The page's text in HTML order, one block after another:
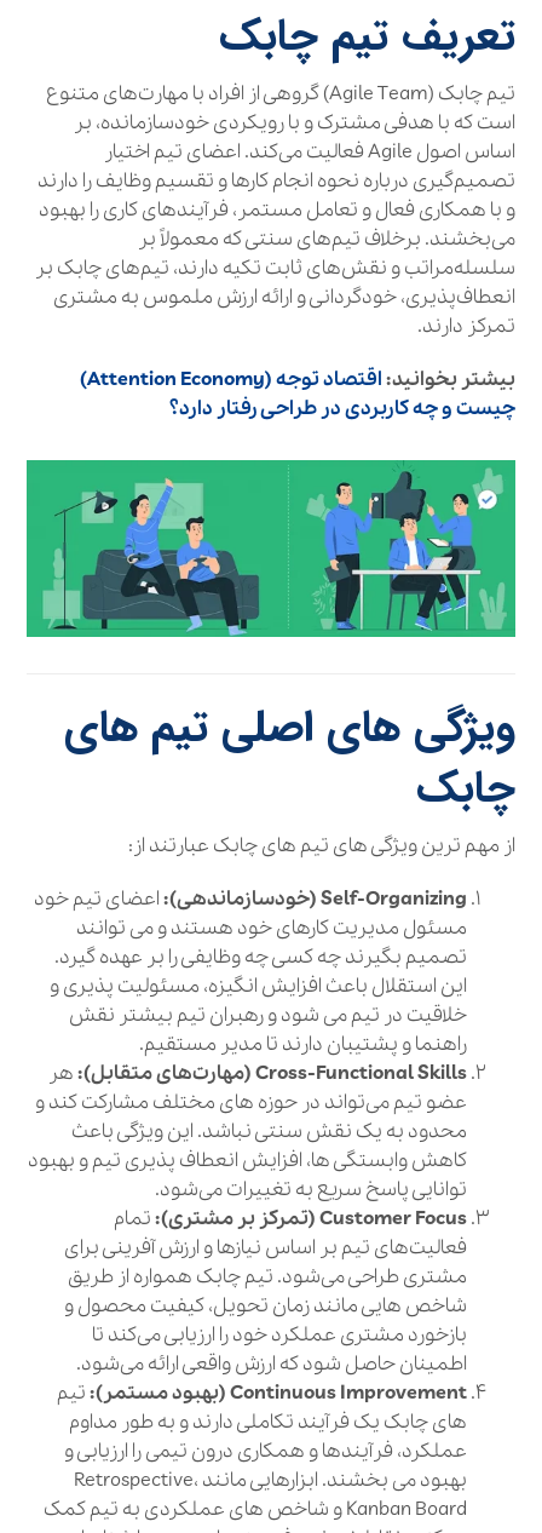
تعریف تیم چابک
تیم چابک (Agile Team) گروهی از افراد با مهارت‌های متنوع
است که با هدفی مشترک و با رویکردی خودسازمانده، بر
اساس اصول Agile فعالیت می‌کند. اعضای تیم اختیار
تصمیم‌گیری درباره نحوه انجام کارها و تقسیم وظایف را دارند
و با همکاری فعال و تعامل مستمر، فرآیندهای کاری را بهبود
می‌بخشند. برخلاف تیم‌های سنتی که معمولاً بر
سلسله‌مراتب و نقش‌های ثابت تکیه دارند، تیم‌های چابک بر
انعطاف‌پذیری، خودگردانی و ارائه ارزش ملموس به مشتری
تمرکز دارند.
بیشتر بخوانید:
اقتصاد توجه (Attention Economy)
چیست و چه کاربردی در طراحی رفتار دارد؟
ویژگی‌ های اصلی تیم‌ های
چابک
از مهم ترین ویژگی های تیم های چابک عبارتند از:
Self-Organizing (خودسازماندهی):
اعضای تیم خود
مسئول مدیریت کارهای خود هستند و می‌ توانند
تصمیم بگیرند چه کسی چه وظایفی را بر عهده گیرد.
این استقلال باعث افزایش انگیزه، مسئولیت‌ پذیری و
خلاقیت در تیم می‌ شود و رهبران تیم بیشتر نقش
راهنما و پشتیبان دارند تا مدیر مستقیم.
Cross-Functional Skills (مهارت‌های متقابل):
هر
عضو تیم می‌تواند در حوزه‌ های مختلف مشارکت کند و
محدود به یک نقش سنتی نباشد. این ویژگی باعث
کاهش وابستگی‌ ها، افزایش انعطاف‌ پذیری تیم و بهبود
توانایی پاسخ سریع به تغییرات می‌شود.
Customer Focus (تمرکز بر مشتری):
تمام
فعالیت‌های تیم بر اساس نیازها و ارزش‌ آفرینی برای
مشتری طراحی می‌شود. تیم چابک همواره از طریق
شاخص‌ هایی مانند زمان تحویل، کیفیت محصول و
بازخورد مشتری عملکرد خود را ارزیابی می‌کند تا
اطمینان حاصل شود که ارزش واقعی ارائه می‌شود.
Continuous Improvement (بهبود مستمر):
تیم‌
های چابک یک فرآیند تکاملی دارند و به طور مداوم
عملکرد، فرآیندها و همکاری درون تیمی را ارزیابی و
بهبود می‌ بخشند. ابزارهایی مانند Retrospective،
Kanban Board و شاخص‌ های عملکردی به تیم کمک